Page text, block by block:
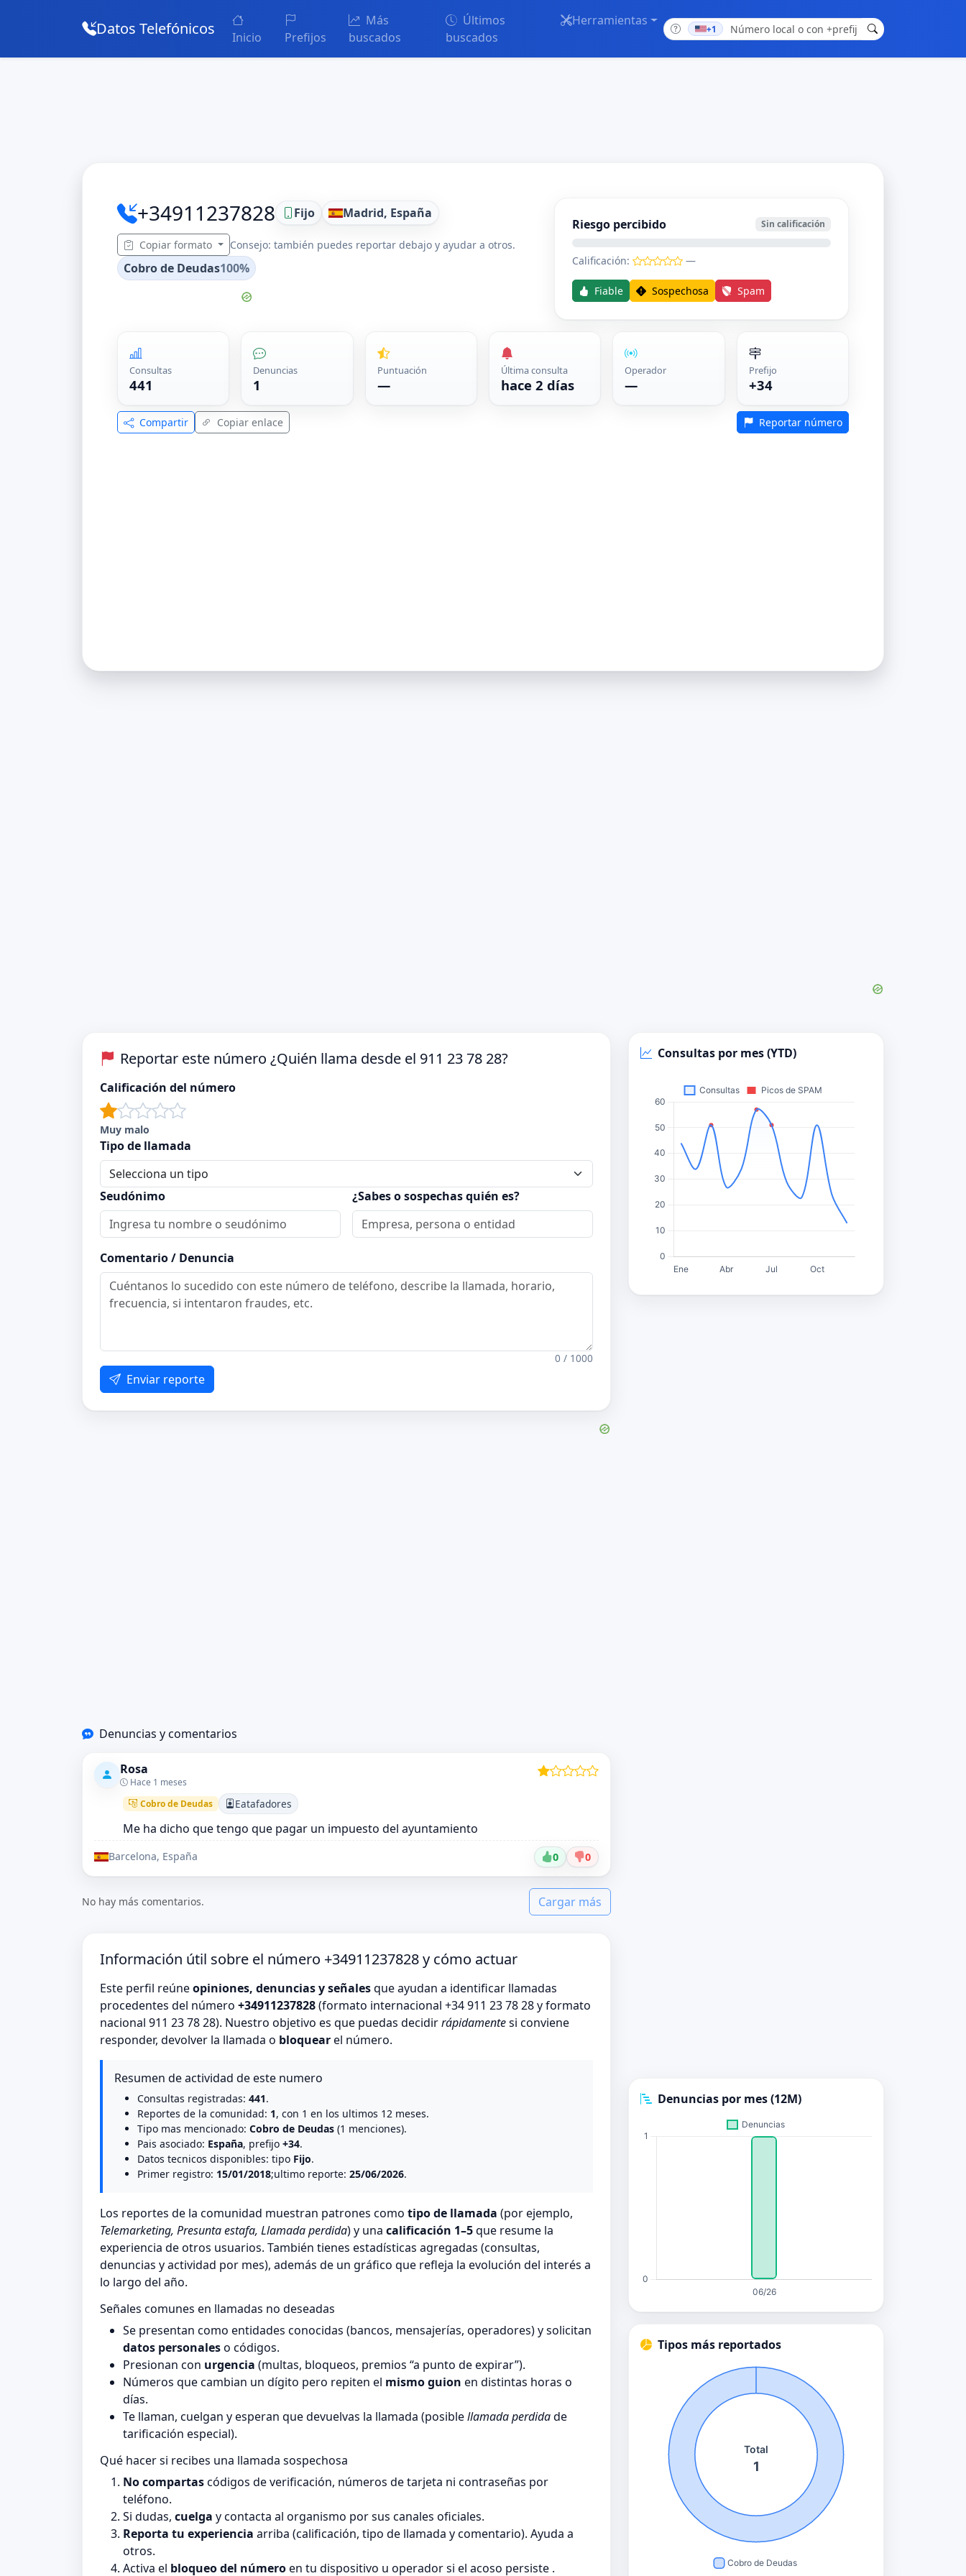
Datos Telefónicos Inicio Prefijos
Más
buscados
Últimos
buscados
Herramientas
+1
+34911237828 Fijo Madrid, España
Copiar formato Consejo: también puedes reportar debajo y ayudar a otros.
Cobro de Deudas100%
Riesgo percibido Sin calificación
Calificación: —
Fiable Sospechosa Spam
Consultas
441
Denuncias
1
Puntuación
—
Última consulta
hace 2 días
Operador
—
Prefijo
+34
Compartir Copiar enlace Reportar número
Reportar este número ¿Quién llama desde el 911 23 78 28?
Calificación del número
Muy malo
Tipo de llamada
Seudónimo ¿Sabes o sospechas quién es?
Comentario / Denuncia
0 / 1000
Enviar reporte
Denuncias y comentarios
Rosa
Hace 1 meses
Cobro de Deudas
Eatafadores
Me ha dicho que tengo que pagar un impuesto del ayuntamiento
Barcelona, España 0 0
No hay más comentarios. Cargar más
Información útil sobre el número +34911237828 y cómo actuar
Este perfil reúneopiniones, denuncias y señalesque ayudan a identificar llamadas
procedentes del número +34911237828(formato internacional +34 911 23 78 28 y formato
nacional 911 23 78 28). Nuestro objetivo es que puedas decidirrápidamentesi conviene
responder, devolver la llamada o bloquearel número.
Resumen de actividad de este numero
Consultas registradas: 441.
Reportes de la comunidad: 1, con 1 en los ultimos 12 meses.
Tipo mas mencionado: Cobro de Deudas (1 menciones).
Pais asociado: España, prefijo +34.
Datos tecnicos disponibles: tipo Fijo.
Primer registro: 15/01/2018;ultimo reporte: 25/06/2026.
Los reportes de la comunidad muestran patrones como tipo de llamada (por ejemplo,
Telemarketing, Presunta estafa, Llamada perdida) y una calificación 1–5que resume la
experiencia de otros usuarios. También tienes estadísticas agregadas (consultas,
denuncias y actividad por mes), además de un gráfico que refleja la evolución del interés a
lo largo del año.
Señales comunes en llamadas no deseadas
Se presentan como entidades conocidas (bancos, mensajerías, operadores) y solicitan
datos personaleso códigos.
Presionan con urgencia (multas, bloqueos, premios “a punto de expirar”).
Números que cambian un dígito pero repiten el mismo guion en distintas horas o
días.
Te llaman, cuelgan y esperan que devuelvas la llamada (posiblellamada perdidade
tarificación especial).
Qué hacer si recibes una llamada sospechosa
No compartascódigos de verificación, números de tarjeta ni contraseñas por
teléfono.
Si dudas, cuelga y contacta al organismo por sus canales oficiales.
Reporta tu experiencia arriba (calificación, tipo de llamada y comentario). Ayuda a
otros.
Activa el bloqueo del númeroen tu dispositivo u operador si el acoso persiste .
Consultas por mes (YTD)
Denuncias por mes (12M)
Tipos más reportados